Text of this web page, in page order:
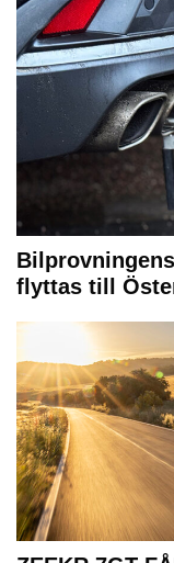
flyttas till